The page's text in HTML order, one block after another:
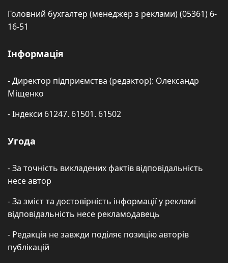
Головний бухгалтер (менеджер з реклами) (05361) 6-
16-51
Інформація
- Директор підприємства (редактор): Олександр
Міщенко
- Індекси 61247. 61501. 61502
Угода
- За точність викладених фактів відповідальність
несе автор
- За зміст та достовірність інформації у рекламі
відповідальність несе рекламодавець
- Редакція не завжди поділяє позицію авторів
публікацій